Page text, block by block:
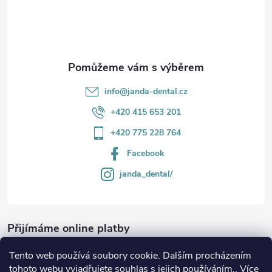
Tento web používá soubory cookie. Dalším procházením
tohoto webu vyjadřujete souhlas s jejich používáním.. Více
info@janda-dental.cz
+420 415 653 201
+420 775 228 764
Facebook
janda_dental/
Přijímáme online platby